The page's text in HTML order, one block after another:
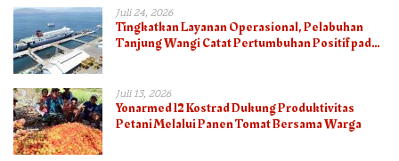
Juli 24, 2026
Tingkatkan Layanan Operasional, Pelabuhan
Tanjung Wangi Catat Pertumbuhan Positif pada
Juli 13, 2026
Yonarmed 12 Kostrad Dukung Produktivitas
Petani Melalui Panen Tomat Bersama Warga